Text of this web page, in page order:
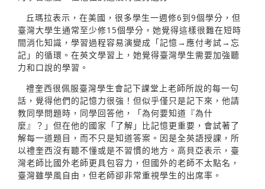
丘瑪拉表示，在美國，很多學生一週修6到9個學分，但
臺灣大學生通常至少修15個學分，她覺得這樣很難在短時
間消化知識，學習過程容易演變成「記憶→應付考試→忘
記」的循環。在英文學習上，她覺得臺灣學生需要加強聽
力和口說的學習。
禮奎西很佩服臺灣學生會記下課堂上老師所說的每一句
話，覺得他們的記憶力很強！但似乎僅只是記下來，他請
教同學問題時，同學回答他，「為何要知道『為什
麼』？」但在他的國家「了解」比記憶更重要，會試著了
解每一道題目，而不只是知道答案。因是全英語授課，所
以禮奎西沒有聽不懂或是不習慣的地方。高貝亞表示，臺
灣老師比國外老師更具包容力，但國外的老師不太點名，
臺灣雖學風自由，但老師卻非常重視學生的出席率。